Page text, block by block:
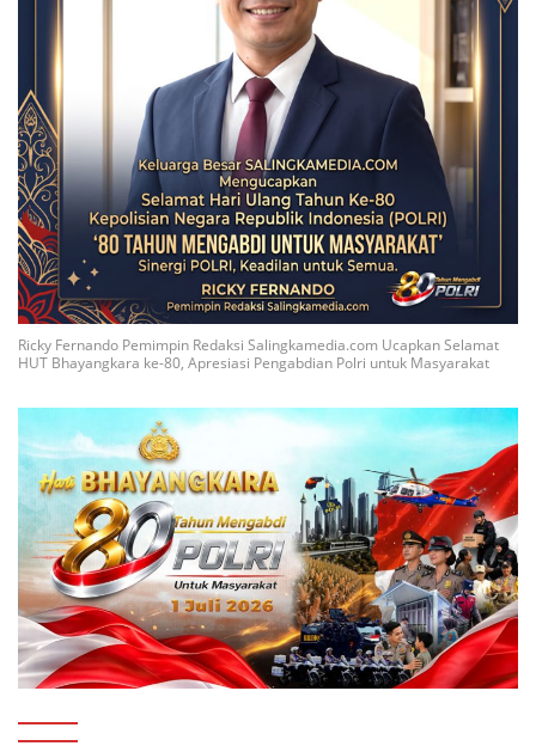
Ricky Fernando Pemimpin Redaksi Salingkamedia.com Ucapkan Selamat
HUT Bhayangkara ke-80, Apresiasi Pengabdian Polri untuk Masyarakat